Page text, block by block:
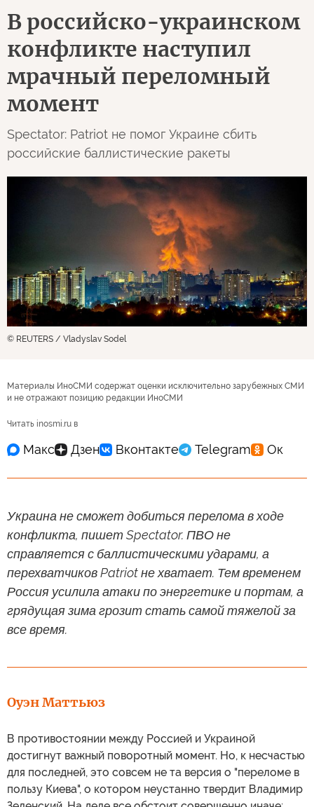
В российско-украинском
конфликте наступил
мрачный переломный
момент
Spectator: Patriot не помог Украине сбить
российские баллистические ракеты
© REUTERS / Vladyslav Sodel
Материалы ИноСМИ содержат оценки исключительно зарубежных СМИ
и не отражают позицию редакции ИноСМИ
Читать inosmi.ru в
Украина не сможет добиться перелома в ходе
конфликта, пишет Spectator. ПВО не
справляется с баллистическими ударами, а
перехватчиков Patriot не хватает. Тем временем
Россия усилила атаки по энергетике и портам, а
грядущая зима грозит стать самой тяжелой за
все время.
Оуэн Маттьюз
В противостоянии между Россией и Украиной
достигнут важный поворотный момент. Но, к несчастью
для последней, это совсем не та версия о "переломе в
пользу Киева", о котором неустанно твердит Владимир